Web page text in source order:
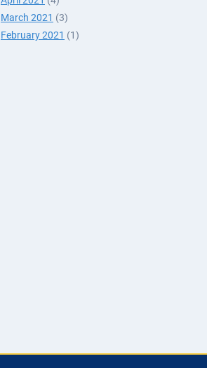
March 2021 (3)
February 2021 (1)